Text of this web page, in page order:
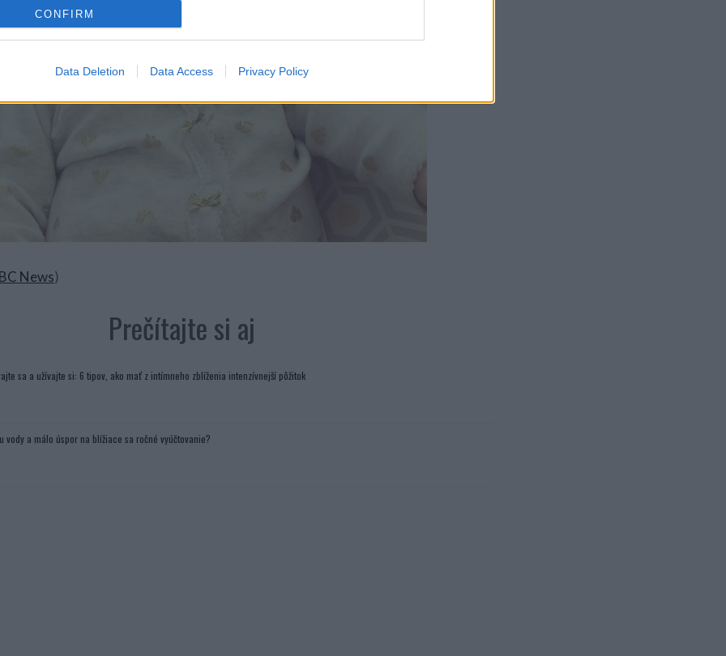
CONFIRM
Data Deletion Data Access Privacy Policy
News)
Prečítajte si aj
sa a užívajte si: 6 tipov, ako mať z intímneho zblíženia intenzívnejší pôžitok
vody a málo úspor na blížiace sa ročné vyúčtovanie?